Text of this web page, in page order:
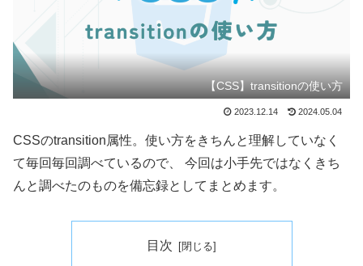
【CSS】transitionの使い方
2023.12.14 2024.05.04
CSSのtransition属性。使い方をきちんと理解していなく
て毎回毎回調べているので、 今回は小手先ではなくきち
んと調べたのものを備忘録としてまとめます。
目次